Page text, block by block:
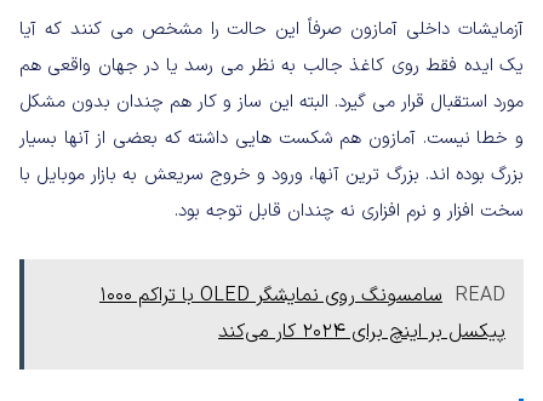
آزمایشات داخلی آمازون صرفاً این حالت را مشخص می کنند که آیا
یک ایده فقط روی کاغذ جالب به نظر می رسد یا در جهان واقعی هم
مورد استقبال قرار می گیرد. البته این ساز و کار هم چندان بدون مشکل
و خطا نیست. آمازون هم شکست هایی داشته که بعضی از آنها بسیار
بزرگ بوده اند. بزرگ ترین آنها، ورود و خروج سریعش به بازار موبایل با
سخت افزار و نرم افزاری نه چندان قابل توجه بود.
READ
سامسونگ روی نمایشگر OLED با تراکم ۱۰۰۰
پیکسل بر اینچ برای ۲۰۲۴ کار می‌کند